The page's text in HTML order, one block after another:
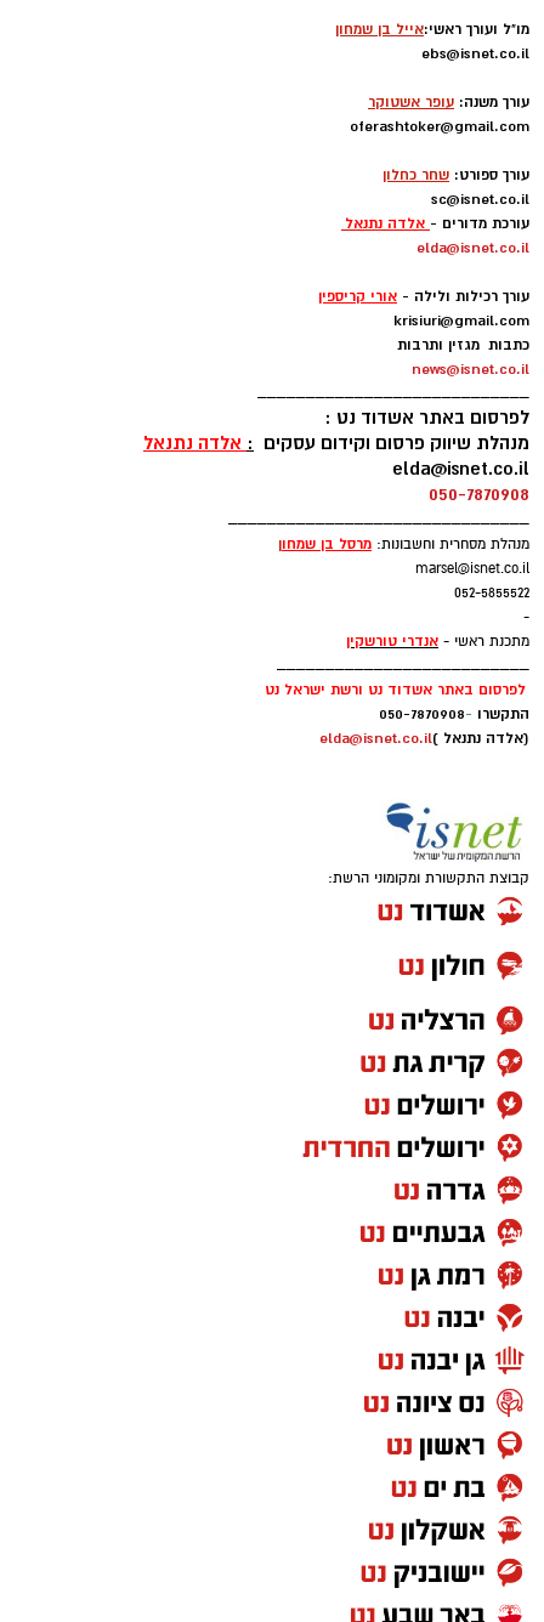
מסקרנת ביותר.
קודוס ווהאב, הסנטר הניגרי של מכבי אשדוד,
עם נחיתתו אמר ווהאב: "אני מאוד שמח להיות פה.
אני כבר מחכה בקוצר רוח להכיר את חברי לקבוצה
ולהתחיל לעבוד.
עקבתי אחרי הליגה בישראל ואני יודע שזו ליגה
טובה". ולאוהדי מכבי אשדוד אמר: "נגיע מוכנים לכל
משחק כדי לתת את הטוב ביותר. אני מחכה כבר
לפגוש אתכם במגרש".
מניגריה ואחרי כמה שנים בתיכונים הגיע לג'ורג'טאון
שם שיחק תחת פטריק יואינג. בעונתו השנייה
חסימות למשחק.
אחרי עונה אחת בחר לחזור לג'ורג'טאון לעונה
פחות טובה ואת קריירת המכללות סיים בפן סטייט
למשחק.
בקיץ 2024 יצא לאירופה וחתם בלבאריו היוונית.
לערב. אשתקד שיחק בשולה הצרפתית, כולל ב-
BCL ורשם 6.4 נקודות ו-5.6 ריבאונדים באירופה.
רוצה לעקוב אחרי הערוץ של הקבוצה "אשדוד נט"
ב-WhatsApp לחצו כאן
להורדת אפליקציה של אשדוד נט לחצו כאן
עקבו בפייסבוק
מו"ל ועורך ראשי:אייל בן שמחון
ebs@isnet.co.il
עורך משנה: עופר אשטוקר
oferashtoker@gmail.com
עורך ספורט: שחר כחלון
sc@isnet.co.il
עורכת מדורים - אלדה נתנאל
elda@isnet.co.il
עורך רכילות ולילה - אורי קריספין
krisiuri@gmail.com
כתבות מגזין ותרבות
news@isnet.co.il
____________________________
לפרסום באתר אשדוד נט :
מנהלת שיווק פרסום וקידום עסקים : אלדה נתנאל
elda@isnet.co.il
050-7870908
_______________________________
מנהלת מסחרית וחשבונות: מרסל בן שמחון
marsel@isnet.co.il
052-5855522
-
מתכנת ראשי - אנדרי טורשקין
__________________________
לפרסום באתר אשדוד נט ורשת ישראל נט
התקשרו -
050-7870908
(אלדה נתנאל )elda@isnet.co.il
קבוצת התקשורת ומקומוני הרשת: